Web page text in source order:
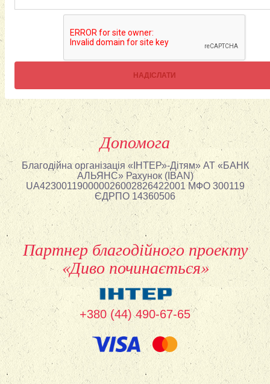
Допомога
Благодійна організація «ІНТЕР»-Дітям» АТ «БАНК
АЛЬЯНС» Рахунок (IBAN)
UA423001190000026002826422001 МФО 300119
ЄДРПО 14360506
Партнер благодійного проекту
«Диво починається»
+380 (44) 490-67-65